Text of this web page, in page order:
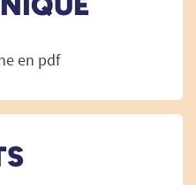
sur les côtés pour
front.
en pdf